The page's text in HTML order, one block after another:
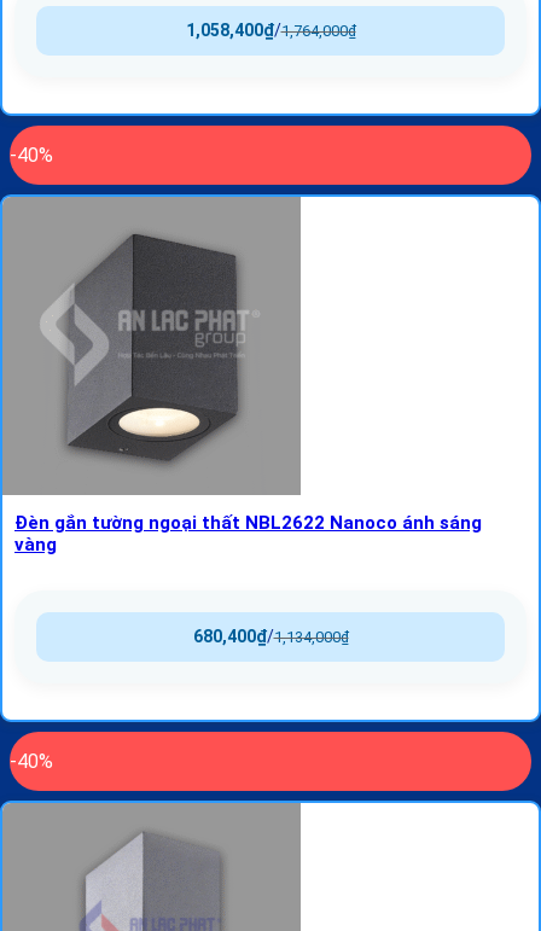
1,764,000₫
/
1,058,400₫
-40%
Đèn gắn tường ngoại thất NBL2622 Nanoco ánh sáng
vàng
1,134,000₫
/
680,400₫
-40%